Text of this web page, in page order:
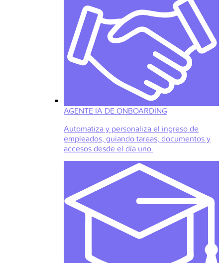
AGENTE IA DE ONBOARDING
Automatiza y personaliza el ingreso de
empleados, guiando tareas, documentos y
accesos desde el día uno.